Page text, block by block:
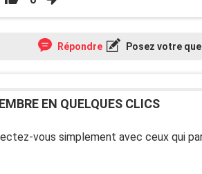
Répondre Posez votre
EN QUELQUES CLICS
vous simplement avec ceux qui